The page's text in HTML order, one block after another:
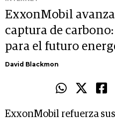
ExxonMobil
captura de
para el futuro
David Blackmon
ExxonMobil refuerza